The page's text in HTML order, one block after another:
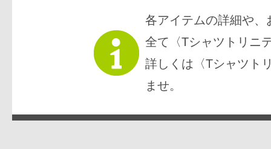
各アイテムの詳細や
全て〈Tシャツトリニ
詳しくは〈Tシャツト
ませ。